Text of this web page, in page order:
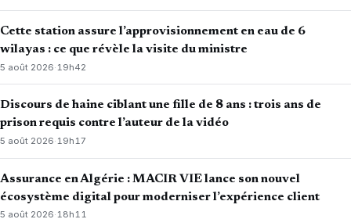
Cette station assure l’approvisionnement en eau de 6
wilayas : ce que révèle la visite du ministre
5 août 2026· 19h42
Discours de haine ciblant une fille de 8 ans : trois ans de
prison requis contre l’auteur de la vidéo
5 août 2026·19h17
Assurance en Algérie : MACIR VIE lance son nouvel
écosystème digital pour moderniser l’expérience client
5 août 2026·18h11